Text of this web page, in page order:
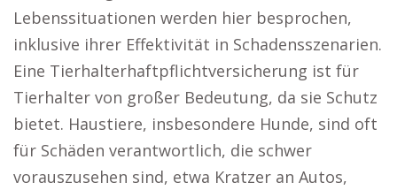
Lebenssituationen werden hier besprochen,
inklusive ihrer Effektivität in Schadensszenarien.
Eine Tierhalterhaftpflichtversicherung ist für
Tierhalter von großer Bedeutung, da sie Schutz
bietet. Haustiere, insbesondere Hunde, sind oft
für Schäden verantwortlich, die schwer
vorauszusehen sind, etwa Kratzer an Autos,